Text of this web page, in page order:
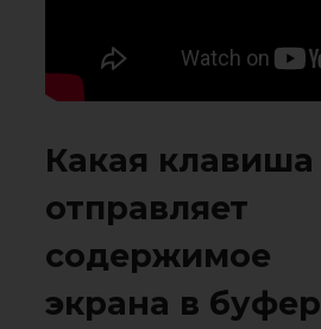
Какая клавиша
отправляет
содержимое
экрана в буфер